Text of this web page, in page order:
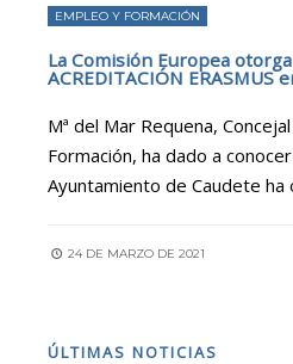
EMPLEO Y FORMACIÓN
La Comisión Europea
ACREDITACIÓN ERASMUS
Mª del Mar Requena,
Formación, ha dado a
Ayuntamiento de Caudete ha
24 DE MARZO DE 2021
ÚLTIMAS NOTICIAS